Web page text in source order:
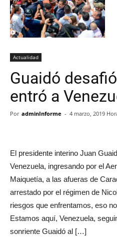
Actualidad
Guaidó
entró a
Por adminInforme - 4 marzo, 2019
El presidente interino Juan
Venezuela, ingresando por el
Maiquetía, a las afueras de
arrestado por el régimen de
riesgos que enfrentamos, eso
Estamos aquí, Venezuela,
sonriente Guaidó al […]